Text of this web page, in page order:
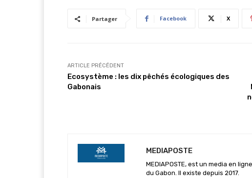
Partager Facebook X
ARTICLE PRÉCÉDENT
Ecosystème : les dix pêchés écologiques des
Gabonais
MEDIAPOSTE
MEDIAPOSTE, est un media en
du Gabon. Il existe depuis 2017.